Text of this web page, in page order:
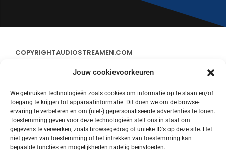
Jouw cookievoorkeuren
We gebruiken technologieën zoals cookies om informatie op te slaan en/of
toegang te krijgen tot apparaatinformatie. Dit doen we om de browse-
ervaring te verbeteren en om (niet-) gepersonaliseerde advertenties te tonen.
Toestemming geven voor deze technologieën stelt ons in staat om
gegevens te verwerken, zoals browsegedrag of unieke ID's op deze site. Het
niet geven van toestemming of het intrekken van toestemming kan
bepaalde functies en mogelijkheden nadelig beïnvloeden.
COPYRIGHTAUDIOSTREAMEN.COM
CONTACT
STREAMS